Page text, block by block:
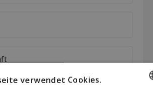
verwendet Cookies.